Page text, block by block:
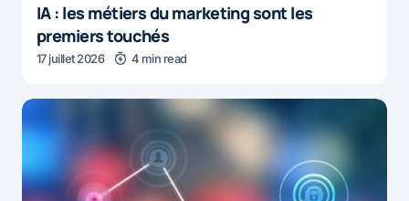
IA : les métiers du marketing sont les
premiers touchés
17 juillet 2026 4 min read